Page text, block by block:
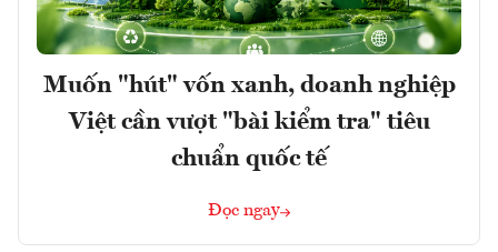
Muốn "hút" vốn xanh, doanh nghiệp
Việt cần vượt "bài kiểm tra" tiêu
chuẩn quốc tế
Đọc ngay